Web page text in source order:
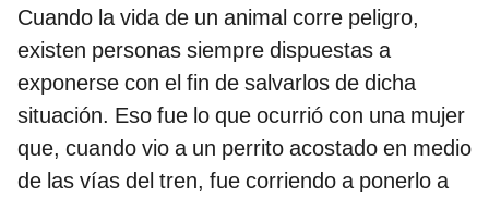
Cuando la vida de un animal corre peligro,
existen personas siempre dispuestas a
exponerse con el fin de salvarlos de dicha
situación. Eso fue lo que ocurrió con una mujer
que, cuando vio a un perrito acostado en medio
de las vías del tren, fue corriendo a ponerlo a